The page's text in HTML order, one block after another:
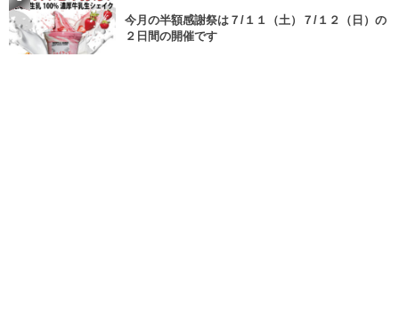
今月の半額感謝祭は７/１１（土）７/１２（日）の
２日間の開催です